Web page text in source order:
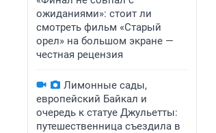
ожиданиями»: стоит ли
смотреть фильм «Старый
орел» на большом экране —
честная рецензия
Лимонные сады,
европейский Байкал и
очередь к статуе Джульетты:
путешественница съездила в